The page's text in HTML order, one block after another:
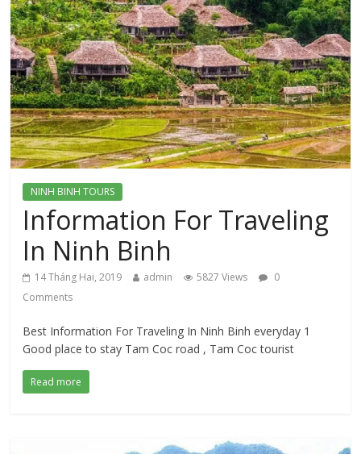
NINH BINH TOURS
Information For Traveling
In Ninh Binh
14 Tháng Hai, 2019 admin 5827 Views
0
Comments
Best Information For Traveling In Ninh Binh everyday 1
Good place to stay Tam Coc road , Tam Coc tourist
Read more